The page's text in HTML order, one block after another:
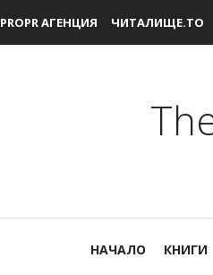
PROPR АГЕНЦИЯ ЧИТАЛИЩЕ.ТО
НАЧАЛО КНИГИ